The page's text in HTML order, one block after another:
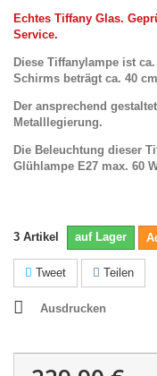
Echtes Tiffany Glas.
Service.
Diese Tiffanylampe ist
Schirms beträgt ca. 40
Der ansprechend
Metalllegierung.
Die Beleuchtung dieser
Glühlampe E27 max. 60
3 Artikel auf Lager
Tweet Teilen
Ausdrucken